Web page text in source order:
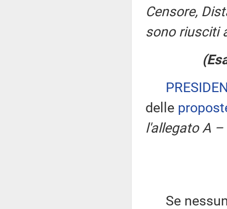
Censore,
sono riusciti
delle
l'allegato A
Se